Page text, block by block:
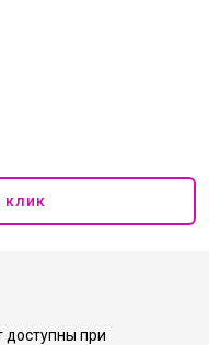
клик
доступны при